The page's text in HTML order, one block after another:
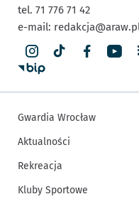
tel. 71 776 71 42
e-mail:
Gwardia Wrocław
Aktualności
Rekreacja
Kluby Sportowe